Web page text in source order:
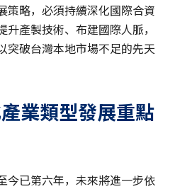
策略，必須持續深化國際合資
產製技術、布建國際人脈，
突破台灣本地市場不足的先天
業類型發展重點
今已第六年，未來將進一步依